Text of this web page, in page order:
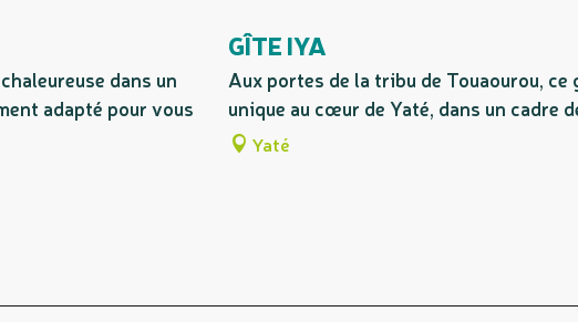
dans un
adapté pour vous
GÎTE IYA
Aux portes de la tribu de Touaourou,
unique au cœur de Yaté, dans un cadre
Yaté